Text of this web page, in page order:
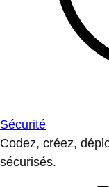
Sécurité
Codez, créez,
sécurisés.